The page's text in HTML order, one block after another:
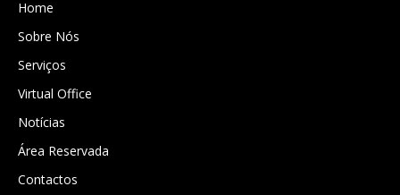
Home
Sobre Nós
Serviços
Virtual Office
Notícias
Área Reservada
Contactos